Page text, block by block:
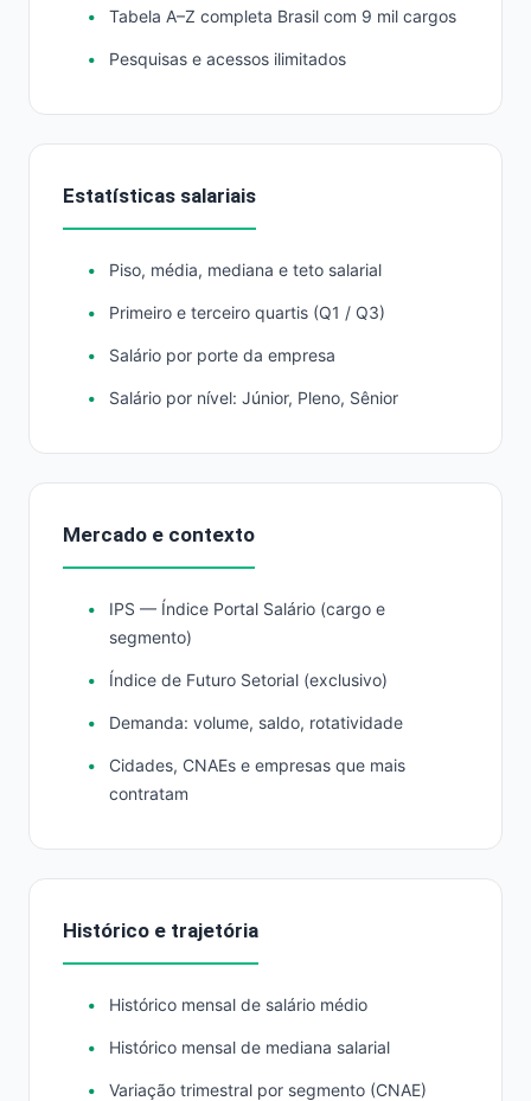
Tabela A–Z completa Brasil com 9 mil cargos
Pesquisas e acessos ilimitados
Estatísticas salariais
Piso, média, mediana e teto salarial
Primeiro e terceiro quartis (Q1 / Q3)
Salário por porte da empresa
Salário por nível: Júnior, Pleno, Sênior
Mercado e contexto
IPS — Índice Portal Salário (cargo e
segmento)
Índice de Futuro Setorial (exclusivo)
Demanda: volume, saldo, rotatividade
Cidades, CNAEs e empresas que mais
contratam
Histórico e trajetória
Histórico mensal de salário médio
Histórico mensal de mediana salarial
Variação trimestral por segmento (CNAE)